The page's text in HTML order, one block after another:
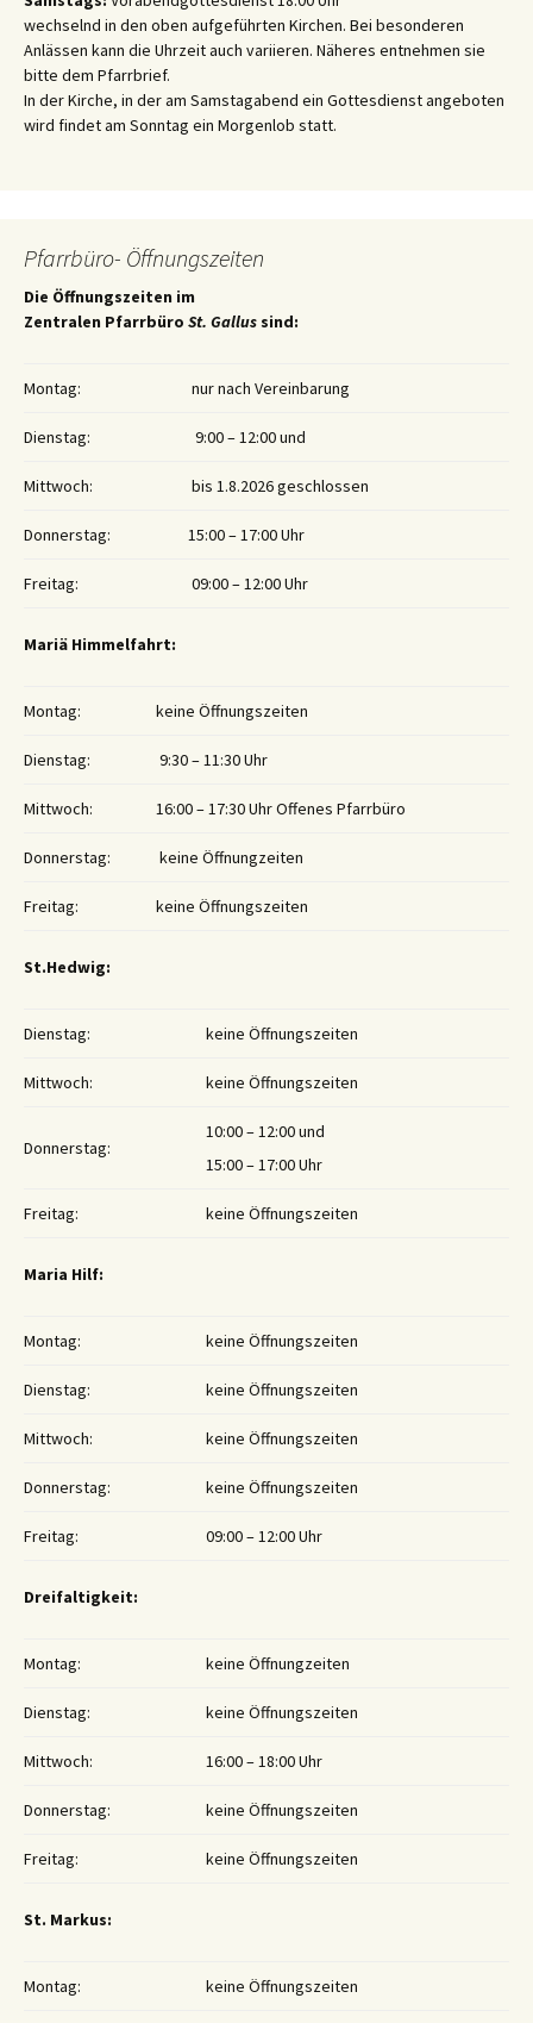
wechselnd in den oben aufgeführten Kirchen. Bei besonderen
Anlässen kann die Uhrzeit auch variieren. Näheres entnehmen sie
bitte dem Pfarrbrief.
In der Kirche, in der am Samstagabend ein Gottesdienst angeboten
wird findet am Sonntag ein Morgenlob statt.
Pfarrbüro- Öffnungszeiten
Die Öffnungszeiten im
Zentralen Pfarrbüro St. Gallus sind:
Montag: nur nach Vereinbarung
Dienstag: 9:00 – 12:00 und
Mittwoch: bis 1.8.2026 geschlossen
Donnerstag: 15:00 – 17:00 Uhr
Freitag: 09:00 – 12:00 Uhr
Mariä Himmelfahrt:
Montag: keine Öffnungszeiten
Dienstag: 9:30 – 11:30 Uhr
Mittwoch: 16:00 – 17:30 Uhr Offenes Pfarrbüro
Donnerstag: keine Öffnungzeiten
Freitag: keine Öffnungszeiten
St.Hedwig:
Dienstag: keine Öffnungszeiten
Mittwoch: keine Öffnungszeiten
Donnerstag:
10:00 – 12:00 und
15:00 – 17:00 Uhr
Freitag: keine Öffnungszeiten
Maria Hilf:
Montag: keine Öffnungszeiten
Dienstag: keine Öffnungszeiten
Mittwoch: keine Öffnungszeiten
Donnerstag: keine Öffnungszeiten
Freitag: 09:00 – 12:00 Uhr
Dreifaltigkeit:
Montag: keine Öffnungzeiten
Dienstag: keine Öffnungszeiten
Mittwoch: 16:00 – 18:00 Uhr
Donnerstag: keine Öffnungszeiten
Freitag: keine Öffnungszeiten
St. Markus:
Montag: keine Öffnungszeiten